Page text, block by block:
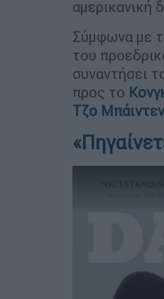
αμερικανική
Σύμφωνα με
του
συναντήσει
προς το
Τζο Μπάιντεν